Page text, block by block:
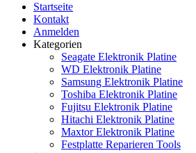
Startseite
Kontakt
Anmelden
Kategorien
Seagate Elektronik Platine
WD Elektronik Platine
Samsung Elektronik Platine
Toshiba Elektronik Platine
Fujitsu Elektronik Platine
Hitachi Elektronik Platine
Maxtor Elektronik Platine
Festplatte Reparieren Tools